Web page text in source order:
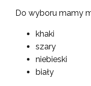
Do wyboru mamy
khaki
szary
niebieski
biały